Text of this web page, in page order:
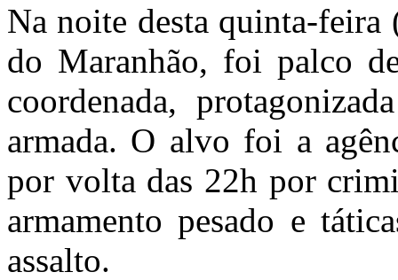
Na noite desta quinta-
do Maranhão, foi palco
coordenada,
armada. O alvo foi a
por volta das 22h por
armamento pesado e
assalto.